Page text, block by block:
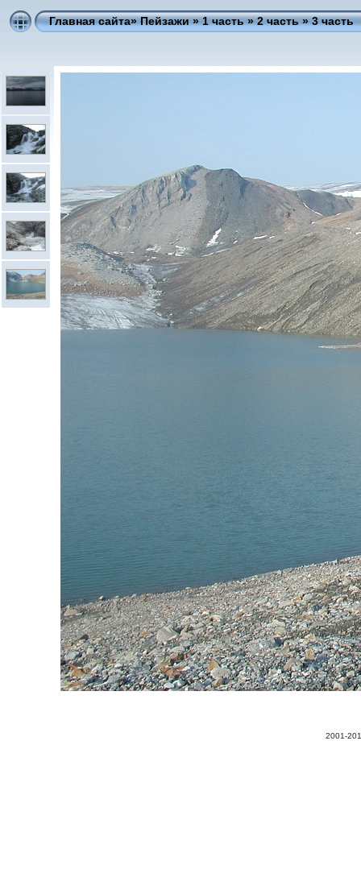
Главная сайта» Пейзажи »1 часть»2 часть»3 часть
2001-